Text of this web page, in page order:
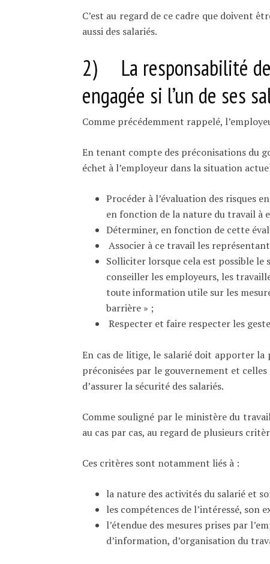
C’est au regard de ce cadre que doivent
aussi des salariés.
2) La responsabilité
engagée si l’un de ses
Comme précédemment rappelé,
En tenant compte des préconisations du
échet à l’employeur dans la situation
Procéder à l’évaluation des risques
en fonction de la nature du travail à
Déterminer, en fonction de cette
Associer à ce travail les
Solliciter lorsque cela est possible le
conseiller les employeurs, les
toute information utile sur les
barrière » ;
Respecter et faire respecter les
En cas de litige, le salarié doit apporter la
préconisées par le gouvernement et
d’assurer la sécurité des salariés.
Comme souligné par le ministère du
au cas par cas, au regard de plusieurs
Ces critères sont notamment liés à :
la nature des activités du salarié et
les compétences de l’intéressé, son
l’étendue des mesures prises par
d’information, d’organisation du